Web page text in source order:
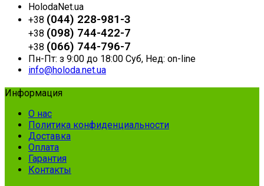
HolodaNet.ua
+38 (044) 228-981-3
+38 (098) 744-422-7
+38 (066) 744-796-7
Пн-Пт: з 9:00 до 18:00 Суб, Нед: on-line
info@holoda.net.ua
Информация
О нас
Политика конфиденциальности
Доставка
Оплата
Гарантия
Контакты